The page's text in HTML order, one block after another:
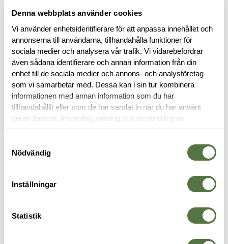
Denna webbplats använder cookies
Vi använder enhetsidentifierare för att anpassa innehållet och
annonserna till användarna, tillhandahålla funktioner för
sociala medier och analysera vår trafik. Vi vidarebefordrar
även sådana identifierare och annan information från din
enhet till de sociala medier och annons- och analysföretag
som vi samarbetar med. Dessa kan i sin tur kombinera
informationen med annan information som du har
tillhandahållit eller som de har samlat in när du har använt
deras tjänster. Insamling, delning och användning av
personuppgifter kan användas för personalisering av
Nödvändig
Inställningar
Statistik
BESKRIVNING
RECENSIONER
OM VARUMÄRKET
FICKOR & HÅLLARE